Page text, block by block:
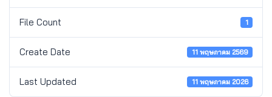
File Count 1
Create Date 11 พฤษภาคม 2569
Last Updated 11 พฤษภาคม 2026